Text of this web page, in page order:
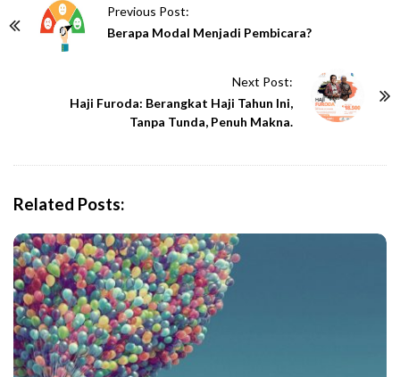
Previous Post:
Berapa Modal Menjadi Pembicara?
Next Post:
Haji Furoda: Berangkat Haji Tahun Ini,
Tanpa Tunda, Penuh Makna.
Related Posts: